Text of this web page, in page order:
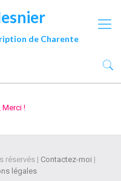
de Charente
Merci !
réservés | Contactez-moi |
légales